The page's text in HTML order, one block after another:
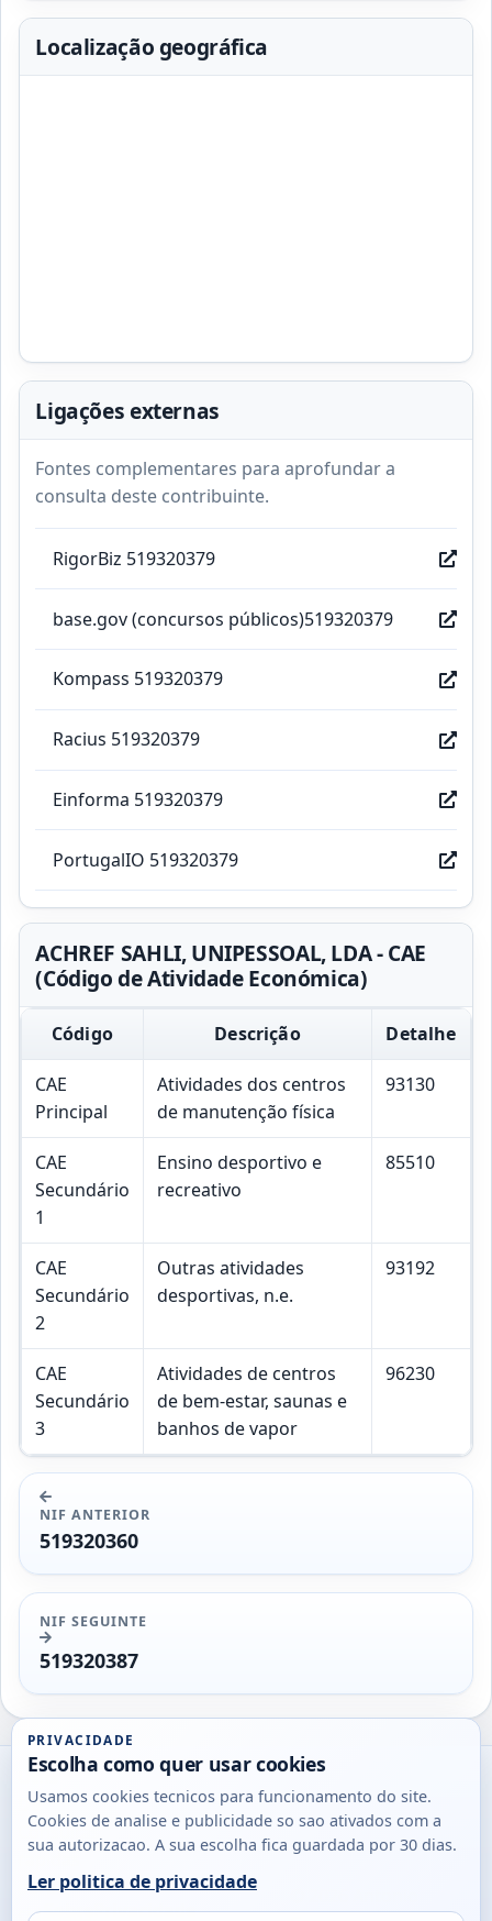
Localização geográfica
Ligações externas
Fontes complementares para aprofundar a
consulta deste contribuinte.
RigorBiz 519320379
base.gov (concursos públicos)519320379
Kompass 519320379
Racius 519320379
Einforma 519320379
PortugalIO 519320379
ACHREF SAHLI, UNIPESSOAL, LDA - CAE
(Código de Atividade Económica)
Código Descrição Detalhe
CAE
Principal
Atividades dos centros
de manutenção física
93130
CAE
Secundário
1
Ensino desportivo e
recreativo
85510
CAE
Secundário
2
Outras atividades
desportivas, n.e.
93192
CAE
Secundário
3
Atividades de centros
de bem-estar, saunas e
banhos de vapor
96230
NIF ANTERIOR
519320360
NIF SEGUINTE
519320387
Utils
DB
Consultas
para
cidadaos,
SobrePrivacidade
PRIVACIDADE
Escolha como quer usar cookies
Usamos cookies tecnicos para funcionamento do site.
Cookies de analise e publicidade so sao ativados com a
sua autorizacao. A sua escolha fica guardada por 30 dias.
Ler politica de privacidade